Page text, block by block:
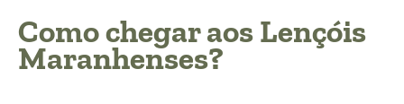
Como chegar aos Lençóis
Maranhenses?